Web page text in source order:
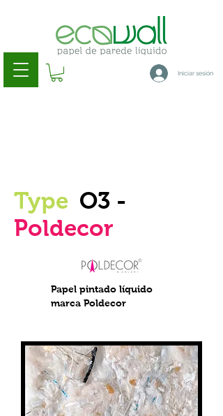
Iniciar sesión
Type O3 -
Poldecor
Papel pintado líquido
marca Poldecor